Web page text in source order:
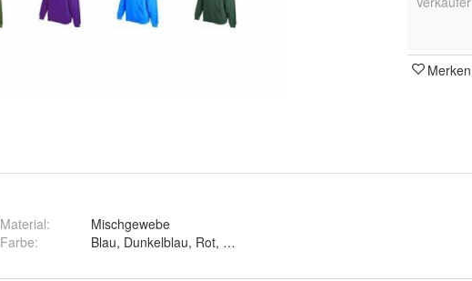
Merken
Material:
Mischgewebe
Farbe: